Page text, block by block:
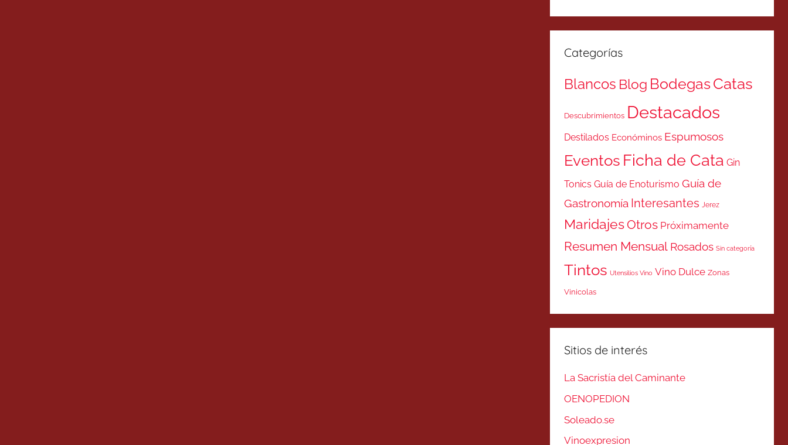
Categorías
Blancos Blog BodegasCatas
Descubrimientos Destacados
Destilados Económinos Espumosos
Eventos Ficha de Cata Gin
Tonics Guía de Enoturismo Guía de
Gastronomía Interesantes Jerez
MaridajesOtros Próximamente
Resumen Mensual Rosados Sin categoría
Tintos Utensilios Vino Vino Dulce Zonas
Vinicolas
Sitios de interés
La Sacristía del Caminante
OENOPEDION
Soleado.se
Vinoexpresion